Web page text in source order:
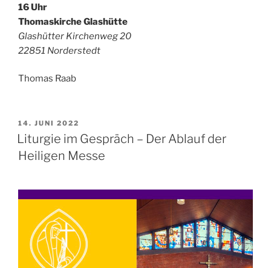
16 Uhr
Thomaskirche Glashütte
Glashütter Kirchenweg 20
22851 Norderstedt
Thomas Raab
VERÖFFENTLICHT
AM
14. JUNI 2022
Liturgie im Gespräch – Der Ablauf der
Heiligen Messe